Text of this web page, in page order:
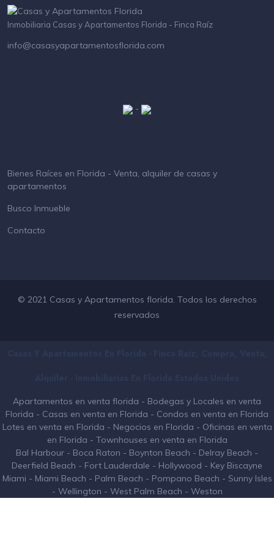
Inmobiliaria Casas y Apartamentos Florida - Finca Raíz
info@casasyapartamentosflorida.com
-
Bienes Raíces en Florida - Venta, alquiler de casas y
apartamentos
Busco Inmueble
Contacto
© 2021 Casas y Apartamentos florida. Todos los derechos
reservados
Apartamentos en venta florida - Bodegas y Locales en venta
Florida - Casas en venta en Florida - Condos en venta en Florida
Lotes en venta en Florida - Negocios en Florida - Oficinas en venta
en Florida - Townhouses en venta en Florida
Bal Harbour - Boca Raton - Boynton Beach - Delray Beach -
Deerfield Beach - Fort Lauderdale - Hollywood - Key Biscayne
Miami - Miami Beach - Palm Beach - Pompano Beach - Sunny Isles
- Wellington - West Palm Beach - Weston